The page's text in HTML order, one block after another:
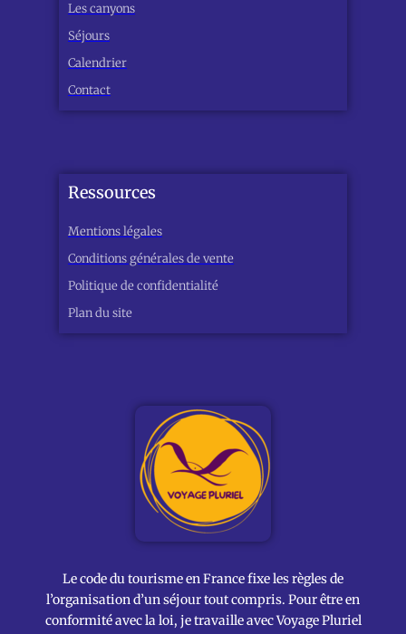
Les canyons
Séjours
Calendrier
Contact
Ressources
Mentions légales
Conditions générales de vente
Politique de confidentialité
Plan du site
Le code du tourisme en France fixe les règles de
l’organisation d’un séjour tout compris. Pour être en
conformité avec la loi, je travaille avec Voyage Pluriel